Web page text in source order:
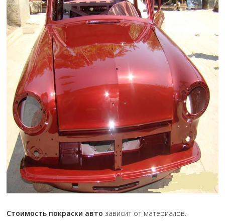
Стоимость покраски авто зависит от материалов.